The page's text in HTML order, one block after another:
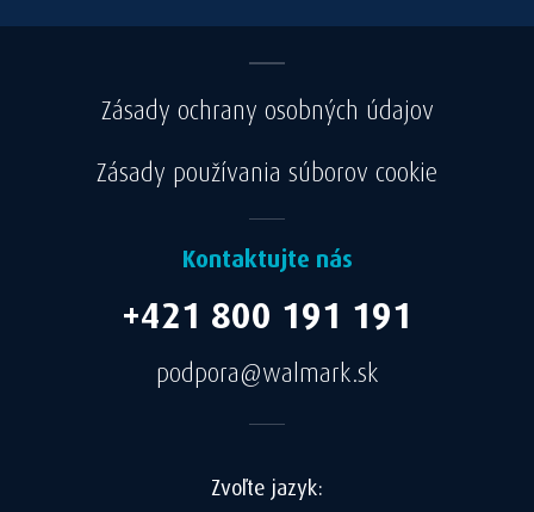
Zásady ochrany osobných údajov
Zásady používania súborov cookie
Kontaktujte nás
+421 800 191 191
podpora@walmark.sk
Zvoľte jazyk: